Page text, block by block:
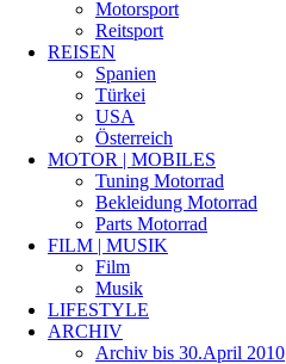
Motorsport
Reitsport
REISEN
Spanien
Türkei
USA
Österreich
MOTOR | MOBILES
Tuning Motorrad
Bekleidung Motorrad
Parts Motorrad
FILM | MUSIK
Film
Musik
LIFESTYLE
ARCHIV
Archiv bis 30.April 2010